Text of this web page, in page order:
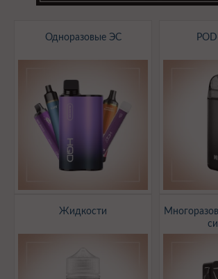
Одноразовые ЭС
Жидкости